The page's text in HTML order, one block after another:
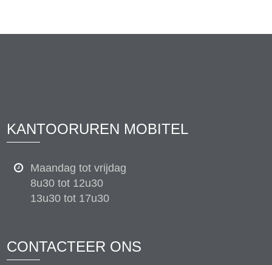
KANTOORUREN MOBITEL
Maandag tot vrijdag
8u30 tot 12u30
13u30 tot 17u30
CONTACTEER ONS